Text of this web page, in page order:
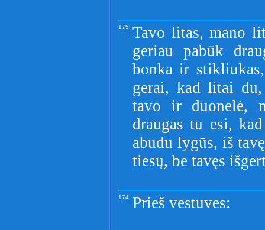
175. Tavo litas, mano
geriau pabūk
bonka ir
gerai, kad litai
tavo ir duonelė,
draugas tu esi,
abudu lygūs, iš
tiesų, be tavęs
174. Prieš vestuves: